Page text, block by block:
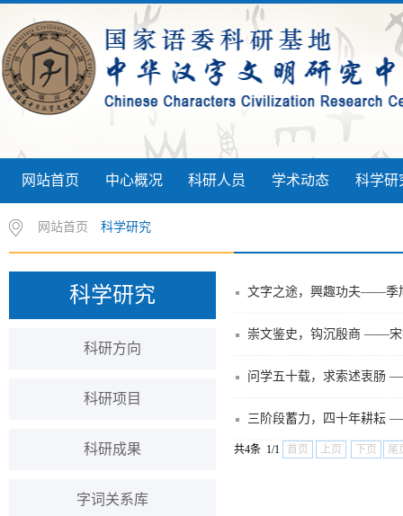
网站首页 中心概况 科研人员 学术动态 科学研
网站首页 科学研究
科学研究
科研方向
科研项目
科研成果
字词关系库
文字之途，興趣功夫——季
崇文鉴史，钩沉殷商 ——宋
问学五十载，求索述衷肠
三阶段蓄力，四十年耕耘
共4条 1/1 首页 上页 下页 尾